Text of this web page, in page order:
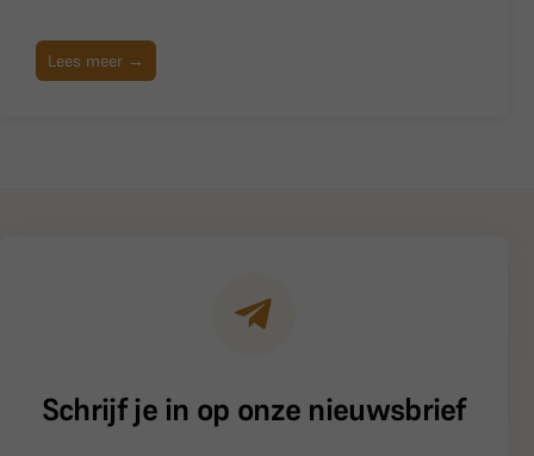
Lees meer →
Schrijf je in op onze nieuwsbrief